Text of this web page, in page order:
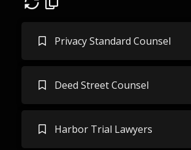
Privacy Standard Counsel
Deed Street Counsel
Harbor Trial Lawyers